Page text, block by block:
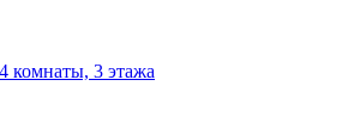
комнаты, 3 этажа